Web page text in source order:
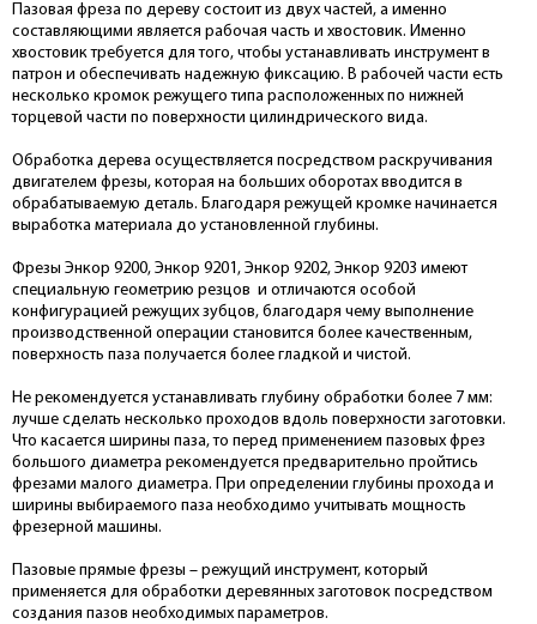
Пазовая фреза по дереву состоит из двух частей, а именно
составляющими является рабочая часть и хвостовик. Именно
хвостовик требуется для того, чтобы устанавливать инструмент в
патрон и обеспечивать надежную фиксацию. В рабочей части есть
несколько кромок режущего типа расположенных по нижней
торцевой части по поверхности цилиндрического вида.
Обработка дерева осуществляется посредством раскручивания
двигателем фрезы, которая на больших оборотах вводится в
обрабатываемую деталь. Благодаря режущей кромке начинается
выработка материала до установленной глубины.
Фрезы Энкор 9200, Энкор 9201, Энкор 9202, Энкор 9203 имеют
специальную геометрию резцов и отличаются особой
конфигурацией режущих зубцов, благодаря чему выполнение
производственной операции становится более качественным,
поверхность паза получается более гладкой и чистой.
Не рекомендуется устанавливать глубину обработки более 7 мм:
лучше сделать несколько проходов вдоль поверхности заготовки.
Что касается ширины паза, то перед применением пазовых фрез
большого диаметра рекомендуется предварительно пройтись
фрезами малого диаметра. При определении глубины прохода и
ширины выбираемого паза необходимо учитывать мощность
фрезерной машины.
Пазовые прямые фрезы – режущий инструмент, который
применяется для обработки деревянных заготовок посредством
создания пазов необходимых параметров.